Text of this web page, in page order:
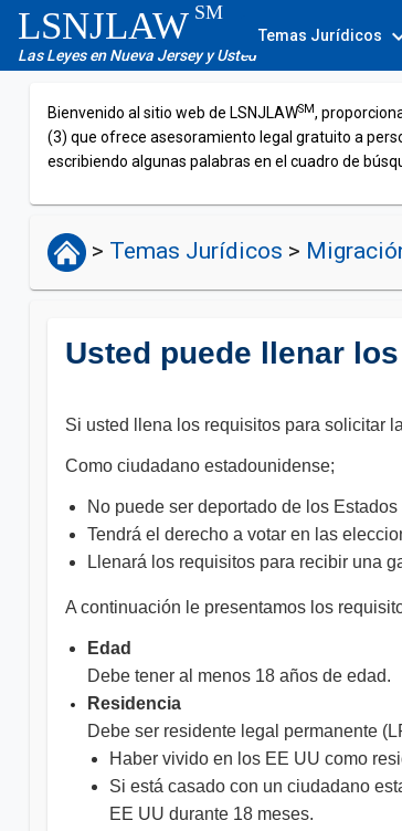
LSNJLAW SM
Las Leyes en Nueva Jersey y Usted
Temas Jurídicos
Bienvenido al sitio web de LSNJLAWSM,
(3) que ofrece asesoramiento legal gratuito a
escribiendo algunas palabras en el cuadro de
> Temas Jurídicos >
Usted puede llenar
Si usted llena los requisitos para solicitar
Como ciudadano estadounidense;
No puede ser deportado de los
Tendrá el derecho a votar en las
Llenará los requisitos para recibir una
A continuación le presentamos los
Edad
Debe tener al menos 18 años de edad.
Residencia
Debe ser residente legal permanente
Haber vivido en los EE UU como
Si está casado con un ciudadano
EE UU durante 18 meses.